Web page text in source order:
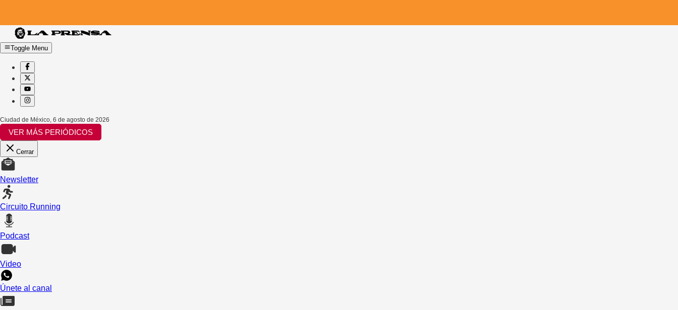
Toggle Menu
Ciudad de México 6 de agosto de 2026
VER MÁS PERIÓDICOS
Cerrar
Newsletter
Circuito Running
Podcast
Video
Únete al canal